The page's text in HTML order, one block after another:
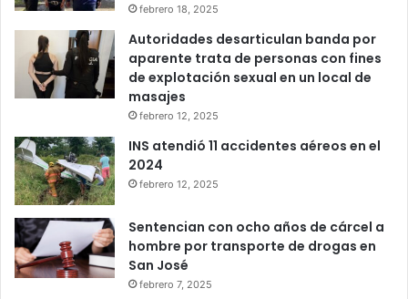
febrero 18, 2025
Autoridades desarticulan banda por
aparente trata de personas con fines
de explotación sexual en un local de
masajes
febrero 12, 2025
INS atendió 11 accidentes aéreos en el
2024
febrero 12, 2025
Sentencian con ocho años de cárcel a
hombre por transporte de drogas en
San José
febrero 7, 2025